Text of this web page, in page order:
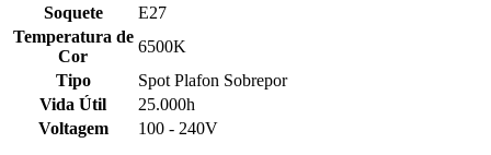
Soquete
E27
Temperatura de
Cor
6500K
Tipo
Spot Plafon Sobrepor
Vida Útil
25.000h
Voltagem
100 - 240V